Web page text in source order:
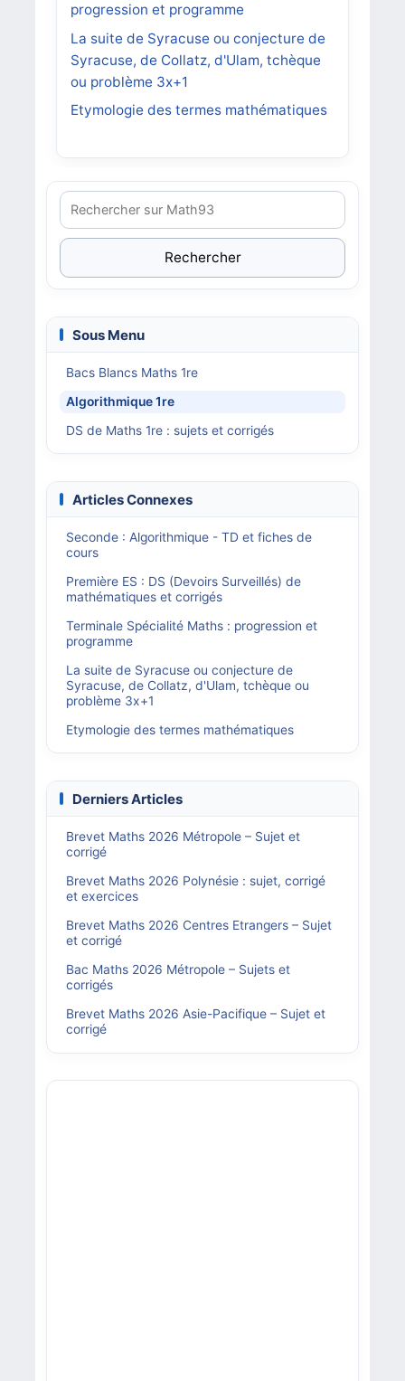
progression et programme
La suite de Syracuse ou conjecture de
Syracuse, de Collatz, d'Ulam, tchèque
ou problème 3x+1
Etymologie des termes mathématiques
Rechercher
Sous Menu
Bacs Blancs Maths 1re
Algorithmique 1re
DS de Maths 1re : sujets et corrigés
Articles Connexes
Seconde : Algorithmique - TD et fiches de
cours
Première ES : DS (Devoirs Surveillés) de
mathématiques et corrigés
Terminale Spécialité Maths : progression et
programme
La suite de Syracuse ou conjecture de
Syracuse, de Collatz, d'Ulam, tchèque ou
problème 3x+1
Etymologie des termes mathématiques
Derniers Articles
Brevet Maths 2026 Métropole – Sujet et
corrigé
Brevet Maths 2026 Polynésie : sujet, corrigé
et exercices
Brevet Maths 2026 Centres Etrangers – Sujet
et corrigé
Bac Maths 2026 Métropole – Sujets et
corrigés
Brevet Maths 2026 Asie-Pacifique – Sujet et
corrigé